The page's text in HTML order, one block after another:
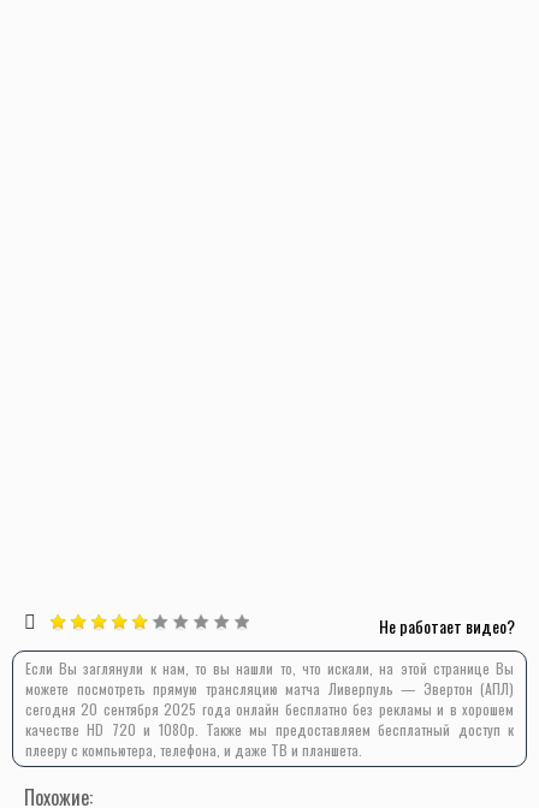
Не работает видео?
Если Вы заглянули к нам, то вы нашли то, что искали, на этой странице Вы
можете посмотреть прямую трансляцию матча Ливерпуль — Эвертон (АПЛ)
сегодня 20 сентября 2025 года онлайн бесплатно без рекламы и в хорошем
качестве HD 720 и 1080p. Также мы предоставляем бесплатный доступ к
плееру с компьютера, телефона, и даже ТВ и планшета.
Похожие: